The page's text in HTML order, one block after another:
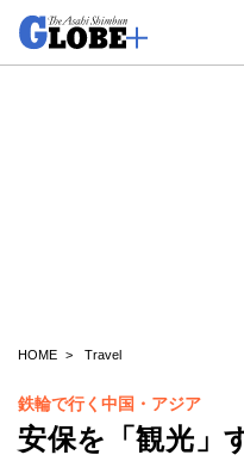
HOME Travel
鉄輪で行く中国・アジア
安保を「観光」